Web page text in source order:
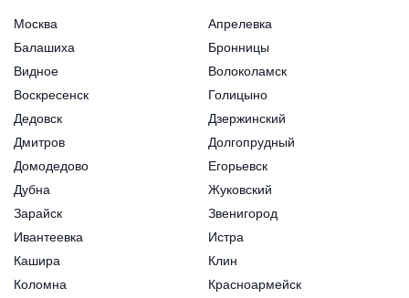
Москва
Апрелевка
Балашиха
Бронницы
Видное
Волоколамск
Воскресенск
Голицыно
Дедовск
Дзержинский
Дмитров
Долгопрудный
Домодедово
Егорьевск
Дубна
Жуковский
Зарайск
Звенигород
Ивантеевка
Истра
Кашира
Клин
Коломна
Красноармейск